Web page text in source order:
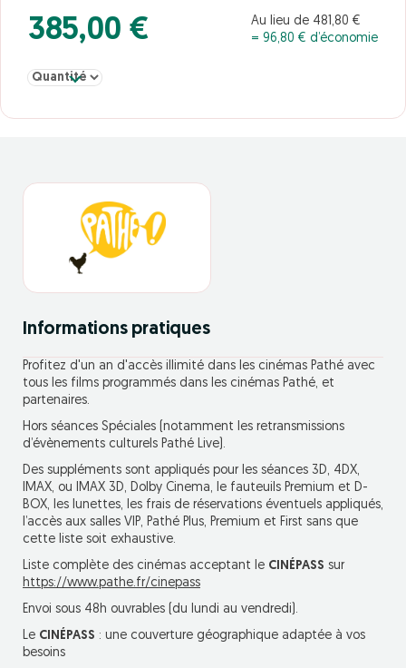
385,00 €
Au lieu de 481,80 €
= 96,80 € d’économie
Sélectionner la quantité pour Cinepass DUO Cinémas Pathé
Informations pratiques
Profitez d'un an d'accès illimité dans les cinémas Pathé avec
tous les films programmés dans les cinémas Pathé, et
partenaires.
Hors séances Spéciales (notamment les retransmissions
d’évènements culturels Pathé Live).
Des suppléments sont appliqués pour les séances 3D, 4DX,
IMAX, ou IMAX 3D, Dolby Cinema, le fauteuils Premium et D-
BOX, les lunettes, les frais de réservations éventuels appliqués,
l’accès aux salles VIP, Pathé Plus, Premium et First sans que
cette liste soit exhaustive.
Liste complète des cinémas acceptant le CINÉPASS sur
https://www.pathe.fr/cinepass
Envoi sous 48h ouvrables (du lundi au vendredi).
Le CINÉPASS : une couverture géographique adaptée à vos
besoins